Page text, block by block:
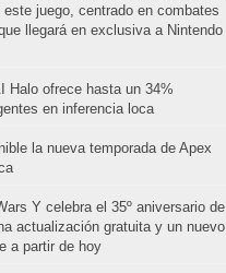
juego, centrado en combates
llegará en exclusiva a Nintendo
Halo ofrece hasta un 34%
en inferencia loca
la nueva temporada de Apex
Y celebra el 35º aniversario de
actualización gratuita y un nuevo
a partir de hoy